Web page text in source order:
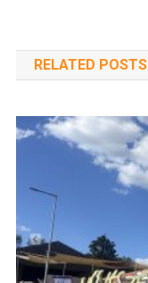
RELATED POSTS